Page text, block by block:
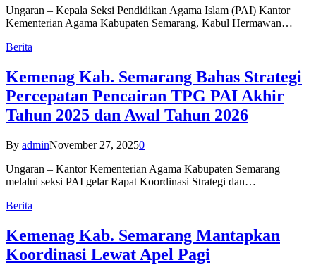
Ungaran – Kepala Seksi Pendidikan Agama Islam (PAI) Kantor
Kementerian Agama Kabupaten Semarang, Kabul Hermawan…
Berita
Kemenag Kab. Semarang Bahas Strategi
Percepatan Pencairan TPG PAI Akhir
Tahun 2025 dan Awal Tahun 2026
By adminNovember 27, 20250
Ungaran – Kantor Kementerian Agama Kabupaten Semarang
melalui seksi PAI gelar Rapat Koordinasi Strategi dan…
Berita
Kemenag Kab. Semarang Mantapkan
Koordinasi Lewat Apel Pagi